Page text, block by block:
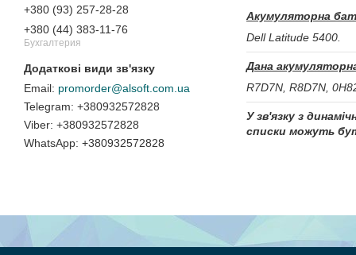
+380 (93) 257-28-28
+380 (44) 383-11-76
Бухгалтерия
promorder@alsoft.com.ua
+380932572828
+380932572828
+380932572828
Акумуляторна
Dell Latitude 5400.
Дана
R7D7N, R8D7N,
У зв'язку з
списки можуть